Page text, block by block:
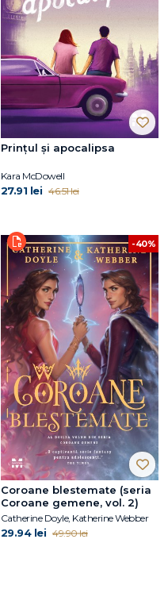
Prințul și apocalipsa
Kara McDowell
27.91 lei 46.51 lei
-40%
Coroane blestemate (seria
Coroane gemene, vol. 2)
Catherine Doyle, Katherine Webber
29.94 lei 49.90 lei